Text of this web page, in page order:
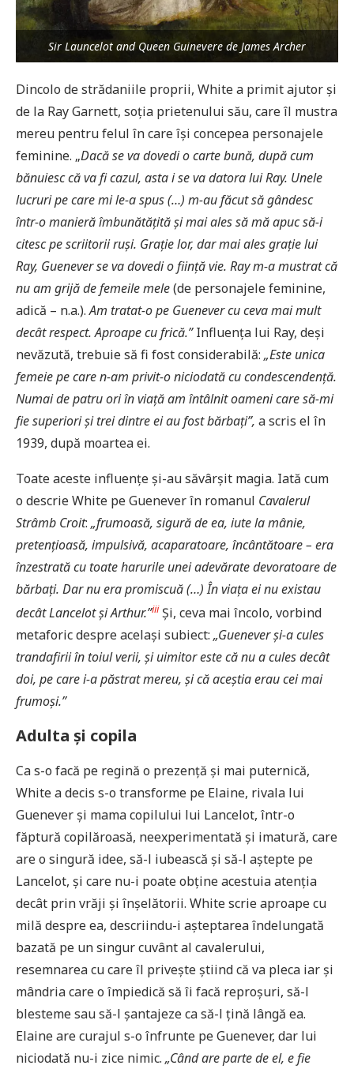
Sir Launcelot and Queen Guinevere de James Archer
Dincolo de strădaniile proprii, White a primit ajutor și
de la Ray Garnett, soția prietenului său, care îl mustra
mereu pentru felul în care își concepea personajele
feminine. „Dacă se va dovedi o carte bună, după cum
bănuiesc că va fi cazul, asta i se va datora lui Ray. Unele
lucruri pe care mi le-a spus (…) m-au făcut să gândesc
într-o manieră îmbunătățită și mai ales să mă apuc să-i
citesc pe scriitorii ruși. Grație lor, dar mai ales grație lui
Ray, Guenever se va dovedi o ființă vie. Ray m-a mustrat că
nu am grijă de femeile mele(de personajele feminine,
adică – n.a.).Am tratat-o pe Guenever cu ceva mai mult
decât respect. Aproape cu frică.”Influența lui Ray, deși
nevăzută, trebuie să fi fost considerabilă: „Este unica
femeie pe care n-am privit-o niciodată cu condescendență.
Numai de patru ori în viață am întâlnit oameni care să-mi
fie superiori și trei dintre ei au fost bărbați”, a scris el în
1939, după moartea ei.
Toate aceste influențe și-au săvârșit magia. Iată cum
o descrie White pe Guenever în romanul Cavalerul
Strâmb Croit: „frumoasă, sigură de ea, iute la mânie,
pretențioasă, impulsivă, acaparatoare, încântătoare – era
înzestrată cu toate harurile unei adevărate devoratoare de
bărbați. Dar nu era promiscuă (…) În viața ei nu existau
decât Lancelot și Arthur.”iii Și, ceva mai încolo, vorbind
metaforic despre același subiect:„Guenever și-a cules
trandafirii în toiul verii, și uimitor este că nu a cules decât
doi, pe care i-a păstrat mereu, și că aceștia erau cei mai
frumoși.”
Adulta și copila
Ca s-o facă pe regină o prezență și mai puternică,
White a decis s-o transforme pe Elaine, rivala lui
Guenever și mama copilului lui Lancelot, într-o
făptură copilăroasă, neexperimentată și imatură, care
are o singură idee, să-l iubească și să-l aștepte pe
Lancelot, și care nu-i poate obține acestuia atenția
decât prin vrăji și înșelătorii. White scrie aproape cu
milă despre ea, descriindu-i așteptarea îndelungată
bazată pe un singur cuvânt al cavalerului,
resemnarea cu care îl privește știind că va pleca iar și
mândria care o împiedică să îi facă reproșuri, să-l
blesteme sau să-l șantajeze ca să-l țină lângă ea.
Elaine are curajul s-o înfrunte pe Guenever, dar lui
niciodată nu-i zice nimic.„Când are parte de el, e fie